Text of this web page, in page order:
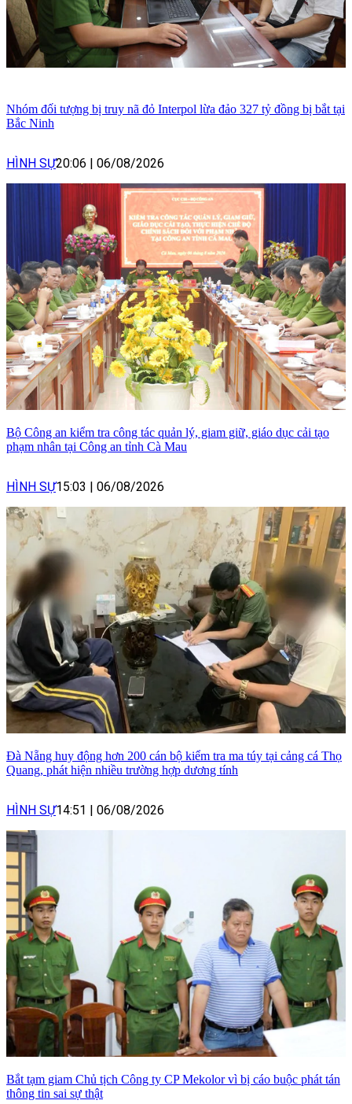
Nhóm đối tượng bị truy nã đỏ Interpol lừa đảo 327 tỷ đồng bị bắt tại
Bắc Ninh
HÌNH SỰ20:06 | 06/08/2026
Bộ Công an kiểm tra công tác quản lý, giam giữ, giáo dục cải tạo
phạm nhân tại Công an tỉnh Cà Mau
HÌNH SỰ15:03 | 06/08/2026
Đà Nẵng huy động hơn 200 cán bộ kiểm tra ma túy tại cảng cá Thọ
Quang, phát hiện nhiều trường hợp dương tính
HÌNH SỰ14:51 | 06/08/2026
Bắt tạm giam Chủ tịch Công ty CP Mekolor vì bị cáo buộc phát tán
thông tin sai sự thật